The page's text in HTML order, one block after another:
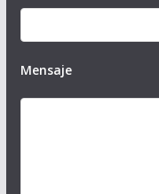
Mensaje